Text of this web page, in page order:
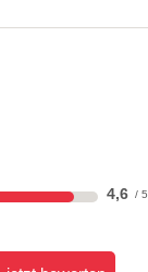
4,6